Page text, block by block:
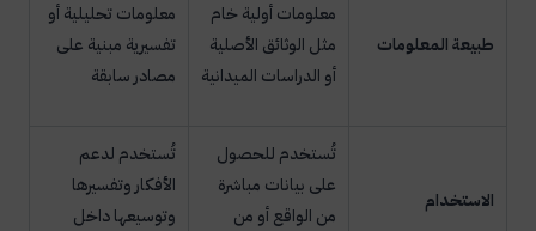
طبيعة المعلومات
معلومات أولية خام
مثل الوثائق الأصلية
أو الدراسات الميدانية
معلومات تحليلية أو
تفسيرية مبنية على
مصادر سابقة
الاستخدام
تُستخدم للحصول
على بيانات مباشرة
من الواقع أو من
تُستخدم لدعم
الأفكار وتفسيرها
وتوسيعها داخل